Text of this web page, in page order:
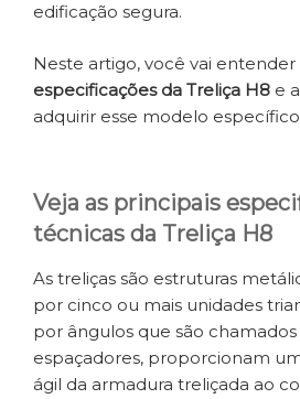
edificação segura.
Neste artigo, você vai entender
especificações da Treliça H8 e
adquirir esse modelo
Veja as principais
técnicas da Treliça H8
As treliças são estruturas
por cinco ou mais unidades
por ângulos que são chamados
espaçadores, proporcionam
ágil da armadura treliçada ao